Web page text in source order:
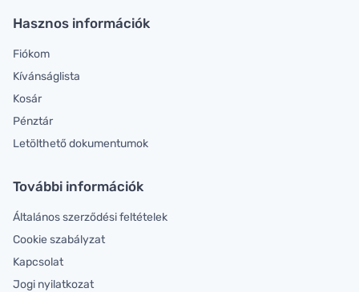
Hasznos információk
Fiókom
Kívánságlista
Kosár
Pénztár
Letölthető dokumentumok
További információk
Általános szerződési feltételek
Cookie szabályzat
Kapcsolat
Jogi nyilatkozat